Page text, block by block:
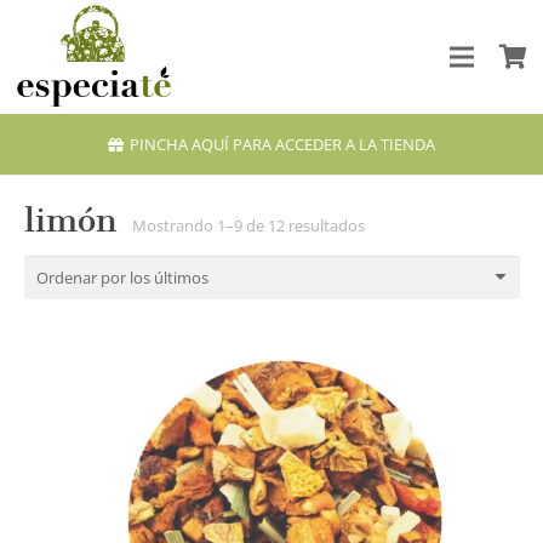
PINCHA AQUÍ PARA ACCEDER A LA TIENDA
limón Mostrando 1–9 de 12 resultadosOrdenado
por